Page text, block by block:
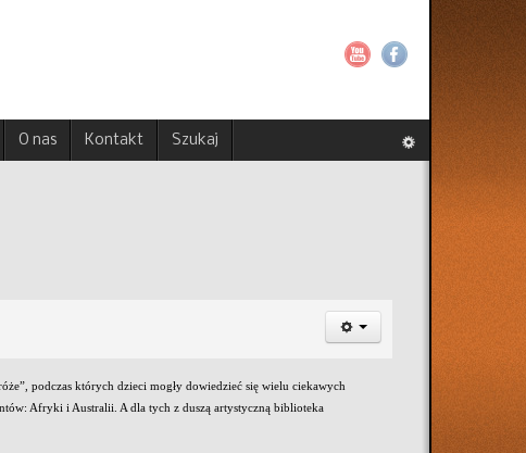
O nas Kontakt Szukaj
podczas których dzieci mogły dowiedzieć się wielu ciekawych
Afryki i Australii. A dla tych z duszą artystyczną biblioteka